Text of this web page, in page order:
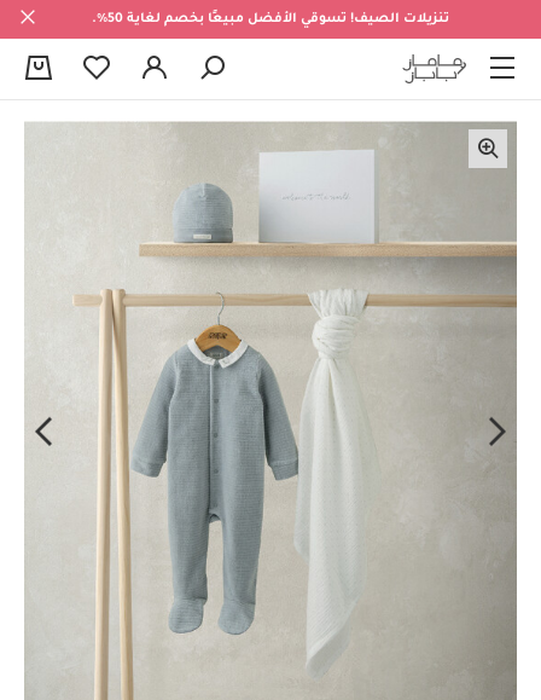
تنزيلات الصيف! تسوقي الأفضل مبيعًا بخصم لغاية 50%.